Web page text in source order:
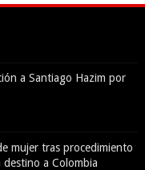
a Santiago Hazim por
mujer tras procedimiento
a Colombia